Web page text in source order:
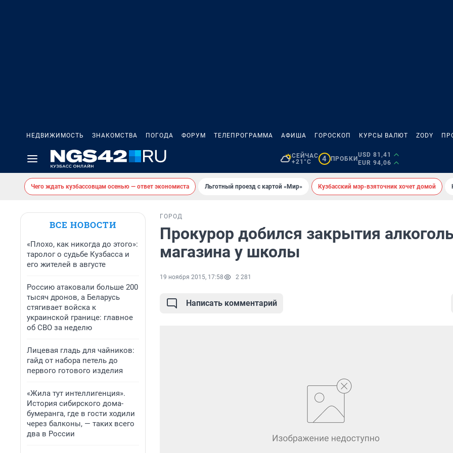
НЕДВИЖИМОСТЬ ЗНАКОМСТВА ПОГОДА ФОРУМ ТЕЛЕПРОГРАММА АФИША ГОРОСКОП КУРСЫ ВАЛЮТ ZODY
СЕЙЧАС
+21°C
4 ПРОБКИ
USD 81,41
EUR 94,06
Чего ждать кузбассовцам осенью — ответ экономиста Льготный проезд с картой «Мир» Кузбасский мэр-взяточник хочет домой
ВСЕ НОВОСТИ
«Плохо, как никогда до этого»:
таролог о судьбе Кузбасса и
его жителей в августе
Россию атаковали больше 200
тысяч дронов, а Беларусь
стягивает войска к
украинской границе: главное
об СВО за неделю
Лицевая гладь для чайников:
гайд от набора петель до
первого готового изделия
«Жила тут интеллигенция».
История сибирского дома-
бумеранга, где в гости ходили
через балконы, — таких всего
два в России
ГОРОД
Прокурор добился закрытия
магазина у школы
19 ноября 2015, 17:58 2 281
Написать комментарий